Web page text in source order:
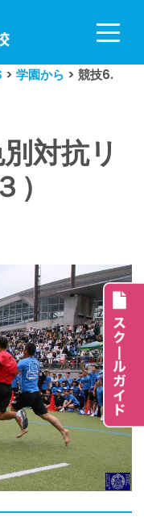
> 学園から > 競技6.
対抗リ